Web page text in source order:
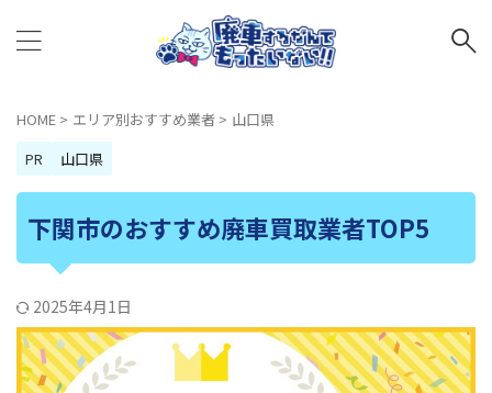
HOME > エリア別おすすめ業者 > 山口県
PR
山口県
下関市のおすすめ廃車買取業者TOP5
2025年4月1日